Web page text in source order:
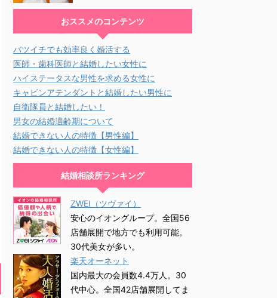
おススメのコンテンツ
バツイチでも効率良く婚活する
医師・歯科医師と結婚したい女性に
ハイステータスな男性を求める女性に
キャビンアテンダントと結婚したい男性に
自衛隊員と結婚したい！
男女の結婚適齢期について
結婚できない人の特徴【男性編】
結婚できない人の特徴【女性編】
結婚相談所ランキング
ZWEI（ツヴァイ）
安心のイオングループ。全国56
店舗展開で地方でも利用可能。
30代美女が多い。
楽天オーネット
国内最大の会員数4.4万人。30
代中心。全国42店舗展開してま